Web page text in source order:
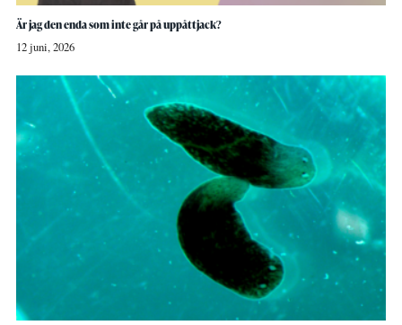
Är jag den enda som inte går på uppåttjack?
12 juni, 2026